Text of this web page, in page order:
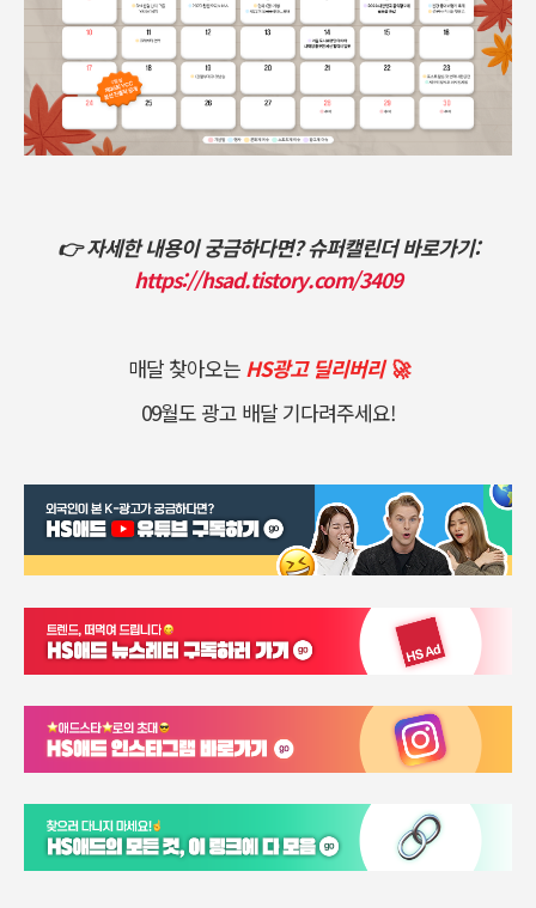
👉 자세한 내용이 궁금하다면? 슈퍼캘린더 바로가기:
https://hsad.tistory.com/3409
매달 찾아오는 HS광고 딜리버리 🚀
09월도 광고 배달 기다려주세요!